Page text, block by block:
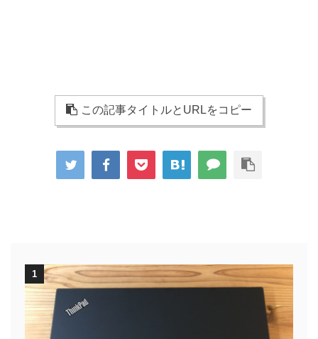
この記事タイトルとURLをコピー
1